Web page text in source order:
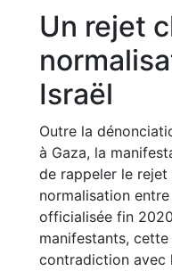
Un rejet
Israël
Outre la
à Gaza, la
de rappeler le
normalisation
officialisée fin
manifestants,
contradiction avec